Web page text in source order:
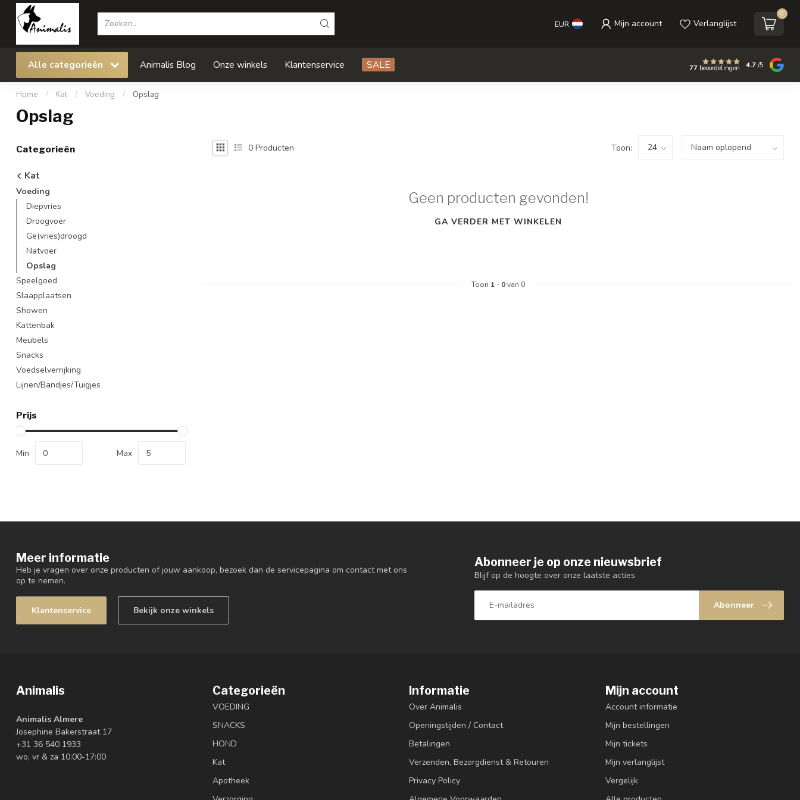
EUR Mijn account Verlanglijst
0
Alle categorieën Animalis Blog Onze winkels Klantenservice SALE 77 beoordelingen 4.7/5
Home / Kat / Voeding / Opslag
Opslag
Categorieën
Kat
Voeding
Diepvries
Droogvoer
Ge(vries)droogd
Natvoer
Opslag
Speelgoed
Slaapplaatsen
Showen
Kattenbak
Meubels
Snacks
Voedselverrijking
Lijnen/Bandjes/Tuigjes
Prijs
Min Max
0 Producten Toon:
Geen producten gevonden!
GA VERDER MET WINKELEN
Toon 1 - 0van 0
Meer informatie
Heb je vragen over onze producten of jouw aankoop, bezoek dan de servicepagina om contact met ons
op te nemen.
Klantenservice Bekijk onze winkels
Abonneer je op onze nieuwsbrief
Blijf op de hoogte over onze laatste acties
Abonneer
Animalis
Animalis Almere
Josephine Bakerstraat 17
+31 36 540 1933
wo, vr & za 10:00-17:00
Categorieën
VOEDING
SNACKS
HOND
Kat
Apotheek
Informatie
Over Animalis
Openingstijden / Contact
Betalingen
Verzenden, Bezorgdienst & Retouren
Privacy Policy
Mijn account
Account informatie
Mijn bestellingen
Mijn tickets
Mijn verlanglijst
Vergelijk